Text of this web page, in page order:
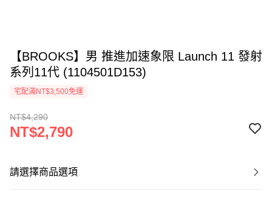
【BROOKS】男 推進加速象限 Launch 11 發射
系列11代 (1104501D153)
宅配滿NT$3,500免運
NT$4,290
NT$2,790
請選擇商品選項